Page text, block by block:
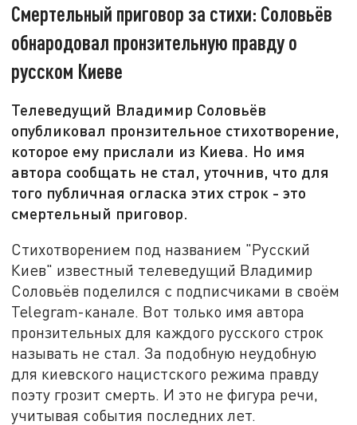
Смертельный приговор за стихи: Соловьёв
обнародовал пронзительную правду о
русском Киеве
Телеведущий Владимир Соловьёв
опубликовал пронзительное стихотворение,
которое ему прислали из Киева. Но имя
автора сообщать не стал, уточнив, что для
того публичная огласка этих строк - это
смертельный приговор.
Стихотворением под названием "Русский
Киев" известный телеведущий Владимир
Соловьёв поделился с подписчиками в своём
Telegram-канале. Вот только имя автора
пронзительных для каждого русского строк
называть не стал. За подобную неудобную
для киевского нацистского режима правду
поэту грозит смерть. И это не фигура речи,
учитывая события последних лет.